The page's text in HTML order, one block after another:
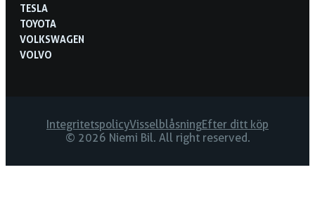
TESLA
TOYOTA
VOLKSWAGEN
VOLVO
IntegritetspolicyVisselblåsningEfter ditt köp
© 2026 Niemi Bil. All right reserved.